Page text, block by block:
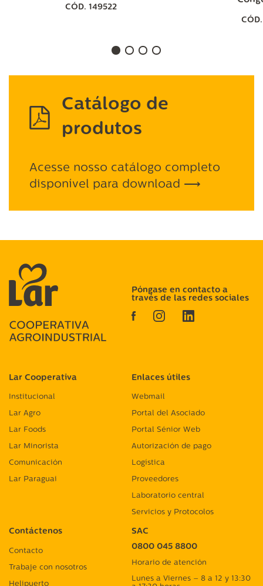
CÓD. 149522
Catálogo de
produtos
Acesse nosso catálogo completo
disponível para download ⟶
Lar Cooperativa
Institucional
Lar Agro
Lar Foods
Lar Minorista
Comunicación
Lar Paraguai
Enlaces útiles
Webmail
Portal del Asociado
Portal Sénior Web
Autorización de pago
Logística
Proveedores
Laboratorio central
Servicios y Protocolos
Contáctenos
Contacto
Trabaje con nosotros
Helipuerto
SAC
0800 045 8800
Horario de atención
Lunes a Viernes – 8 a 12 y 13:30
Póngase en contacto a
través de las redes sociales